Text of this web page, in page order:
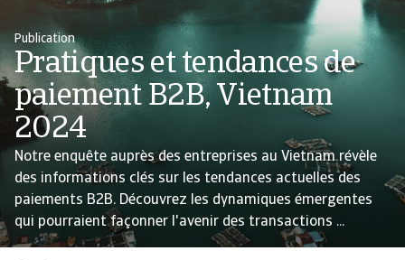
Publication
Pratiques et tendances de
paiement B2B, Vietnam
2024
Notre enquête auprès des entreprises au Vietnam révèle
des informations clés sur les tendances actuelles des
paiements B2B. Découvrez les dynamiques émergentes
qui pourraient façonner l'avenir des transactions ...